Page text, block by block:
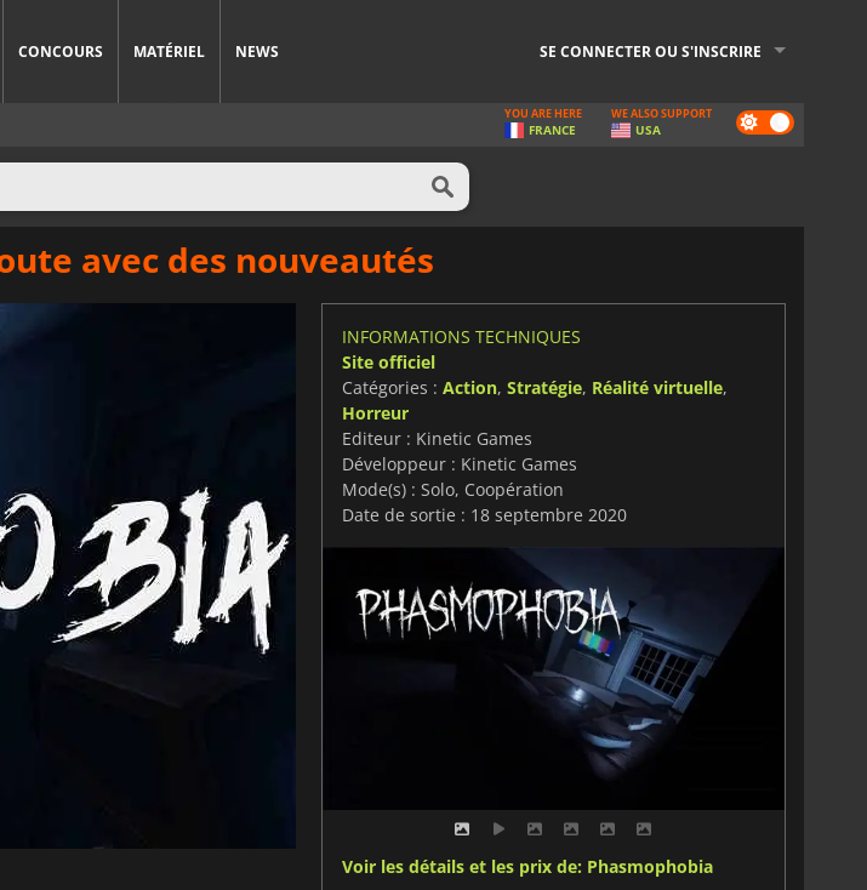
CONCOURS MATÉRIEL NEWS SE CONNECTER OU S'INSCRIRE
Dark
mode
YOU ARE HERE
FRANCE
WE ALSO SUPPORT
USA
avec des nouveautés
INFORMATIONS TECHNIQUES
Site officiel
Catégories : Action, Stratégie, Réalité virtuelle,
Horreur
Editeur : Kinetic Games
Développeur : Kinetic Games
Mode(s) : Solo, Coopération
Date de sortie : 18 septembre 2020
Voir les détails et les prix de: Phasmophobia